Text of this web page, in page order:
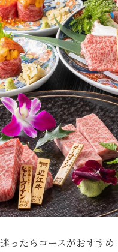
迷ったらコースがおすす